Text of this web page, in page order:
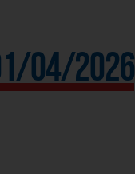
04/2026